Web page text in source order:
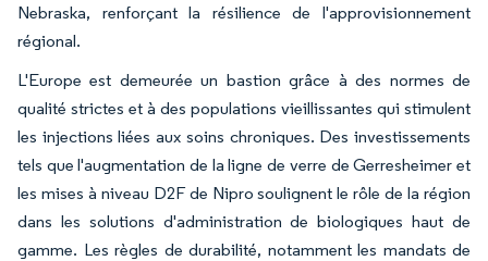
Nebraska, renforçant la résilience de l'approvisionnement
régional.
L'Europe est demeurée un bastion grâce à des normes de
qualité strictes et à des populations vieillissantes qui stimulent
les injections liées aux soins chroniques. Des investissements
tels que l'augmentation de la ligne de verre de Gerresheimer et
les mises à niveau D2F de Nipro soulignent le rôle de la région
dans les solutions d'administration de biologiques haut de
gamme. Les règles de durabilité, notamment les mandats de